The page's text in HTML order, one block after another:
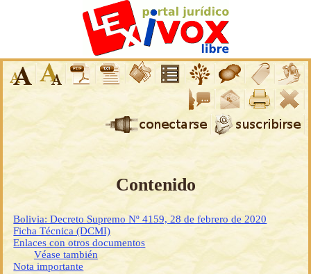
Contenido
Bolivia: Decreto Supremo Nº 4159, 28 de febrero de 2020
Ficha Técnica (DCMI)
Enlaces con otros documentos
Véase también
Nota importante